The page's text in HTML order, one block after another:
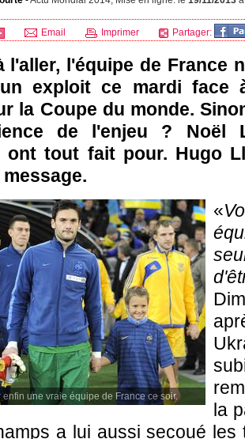
Email Imprimer Partager:
l'aller, l'équipe de France
exploit ce mardi face
la Coupe du monde.
de l'enjeu ? Noël
ont tout fait pour. Hugo
une vraie équipe de France ce soir.
«
la
a lui aussi secoué les